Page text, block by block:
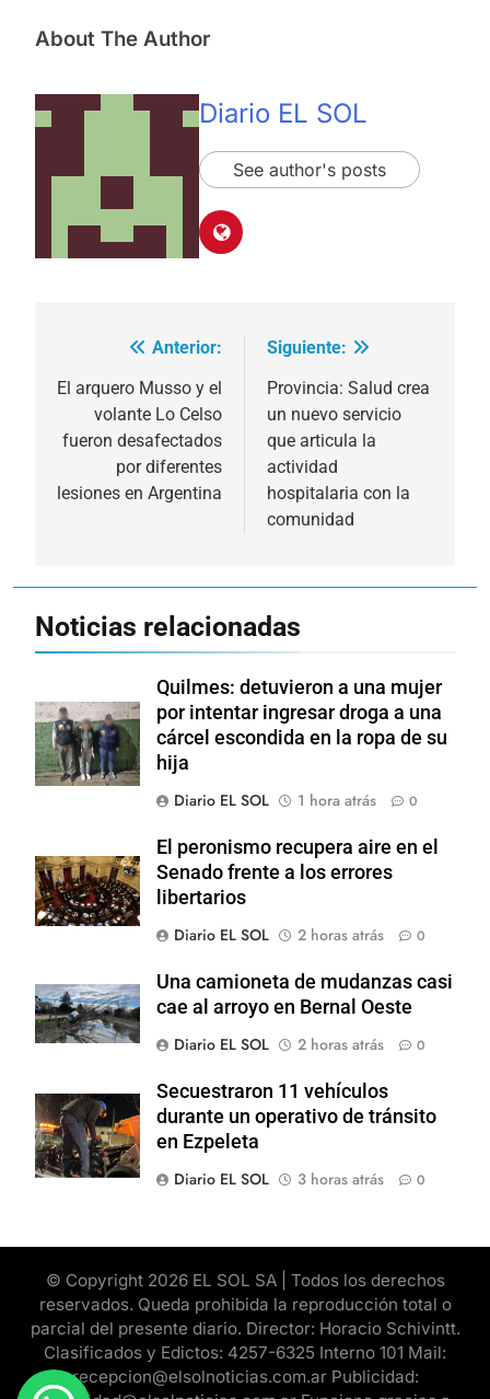
About The Author
Diario EL SOL
See author's posts
Navegación
de
entradas
Anterior:
El arquero Musso y el
volante Lo Celso
fueron desafectados
por diferentes
lesiones en Argentina
Siguiente:
Provincia: Salud crea
un nuevo servicio
que articula la
actividad
hospitalaria con la
comunidad
Noticias relacionadas
Quilmes: detuvieron a una mujer
por intentar ingresar droga a una
cárcel escondida en la ropa de su
hija
Diario EL SOL
1 hora atrás 0
El peronismo recupera aire en el
Senado frente a los errores
libertarios
Diario EL SOL
2 horas atrás 0
Una camioneta de mudanzas casi
cae al arroyo en Bernal Oeste
Diario EL SOL
2 horas atrás 0
Secuestraron 11 vehículos
durante un operativo de tránsito
en Ezpeleta
Diario EL SOL
3 horas atrás 0
© Copyright 2026 EL SOL SA | Todos los derechos
reservados. Queda prohibida la reproducción total o
parcial del presente diario. Director: Horacio Schivintt.
Clasificados y Edictos: 4257-6325 Interno 101 Mail:
recepcion@elsolnoticias.com.ar Publicidad: